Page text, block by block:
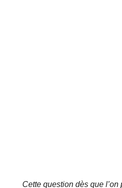
Cette question dès que l’on